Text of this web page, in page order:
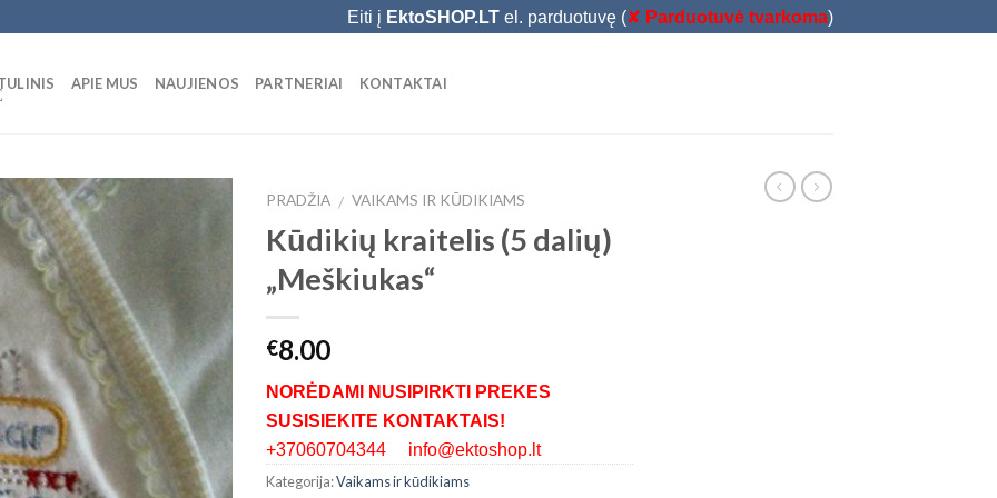
Eiti į EktoSHOP.LT el. parduotuvę (✘ Parduotuvė tvarkoma)
APIE MUS NAUJIENOS PARTNERIAI KONTAKTAI
PRADŽIA / VAIKAMS IR KŪDIKIAMS
Kūdikių kraitelis (5 dalių)
„Meškiukas“
€8.00
NORĖDAMI NUSIPIRKTI PREKES
SUSISIEKITE KONTAKTAIS!
+37060704344 info@ektoshop.lt
Kategorija:Vaikams ir kūdikiams